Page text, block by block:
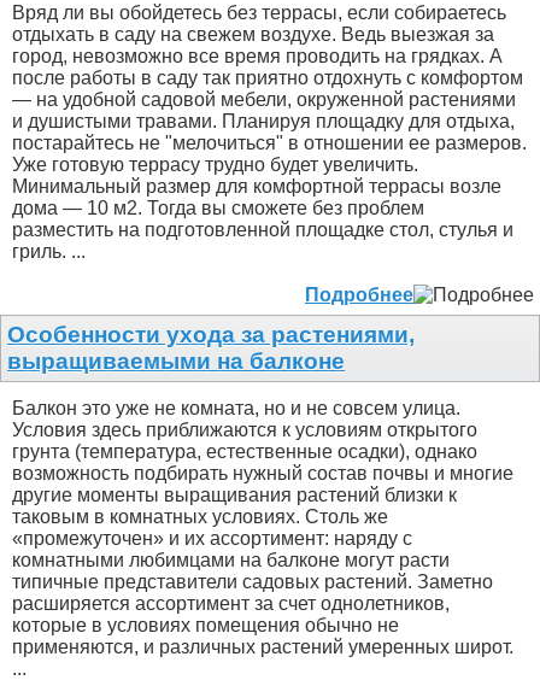
Вряд ли вы обойдетесь без террасы, если собираетесь
отдыхать в саду на свежем воздухе. Ведь выезжая за
город, невозможно все время проводить на грядках. А
после работы в саду так приятно отдохнуть с комфортом
— на удобной садовой мебели, окруженной растениями
и душистыми травами. Планируя площадку для отдыха,
постарайтесь не "мелочиться" в отношении ее размеров.
Уже готовую террасу трудно будет увеличить.
Минимальный размер для комфортной террасы возле
дома — 10 м2. Тогда вы сможете без проблем
разместить на подготовленной площадке стол, стулья и
гриль. ...
Подробнее
Особенности ухода за растениями,
выращиваемыми на балконе
Балкон это уже не комната, но и не совсем улица.
Условия здесь приближаются к условиям открытого
грунта (температура, естественные осадки), однако
возможность подбирать нужный состав почвы и многие
другие моменты выращивания растений близки к
таковым в комнатных условиях. Столь же
«промежуточен» и их ассортимент: наряду с
комнатными любимцами на балконе могут расти
типичные представители садовых растений. Заметно
расширяется ассортимент за счет однолетников,
которые в условиях помещения обычно не
применяются, и различных растений умеренных широт.
...